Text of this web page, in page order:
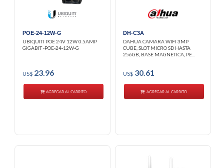
POE-24-12W-G
UBIQUITI POE 24V 12W 0.5AMP
GIGABIT -POE-24-12W-G
US$ 23.96
AGREGAR AL CARRITO
DH-C3A
DAHUA CAMARA WIFI 3MP
CUBE, SLOT MICRO SD HASTA
256GB, BASE MAGNETICA, PE...
US$30.61
AGREGAR AL CARRITO